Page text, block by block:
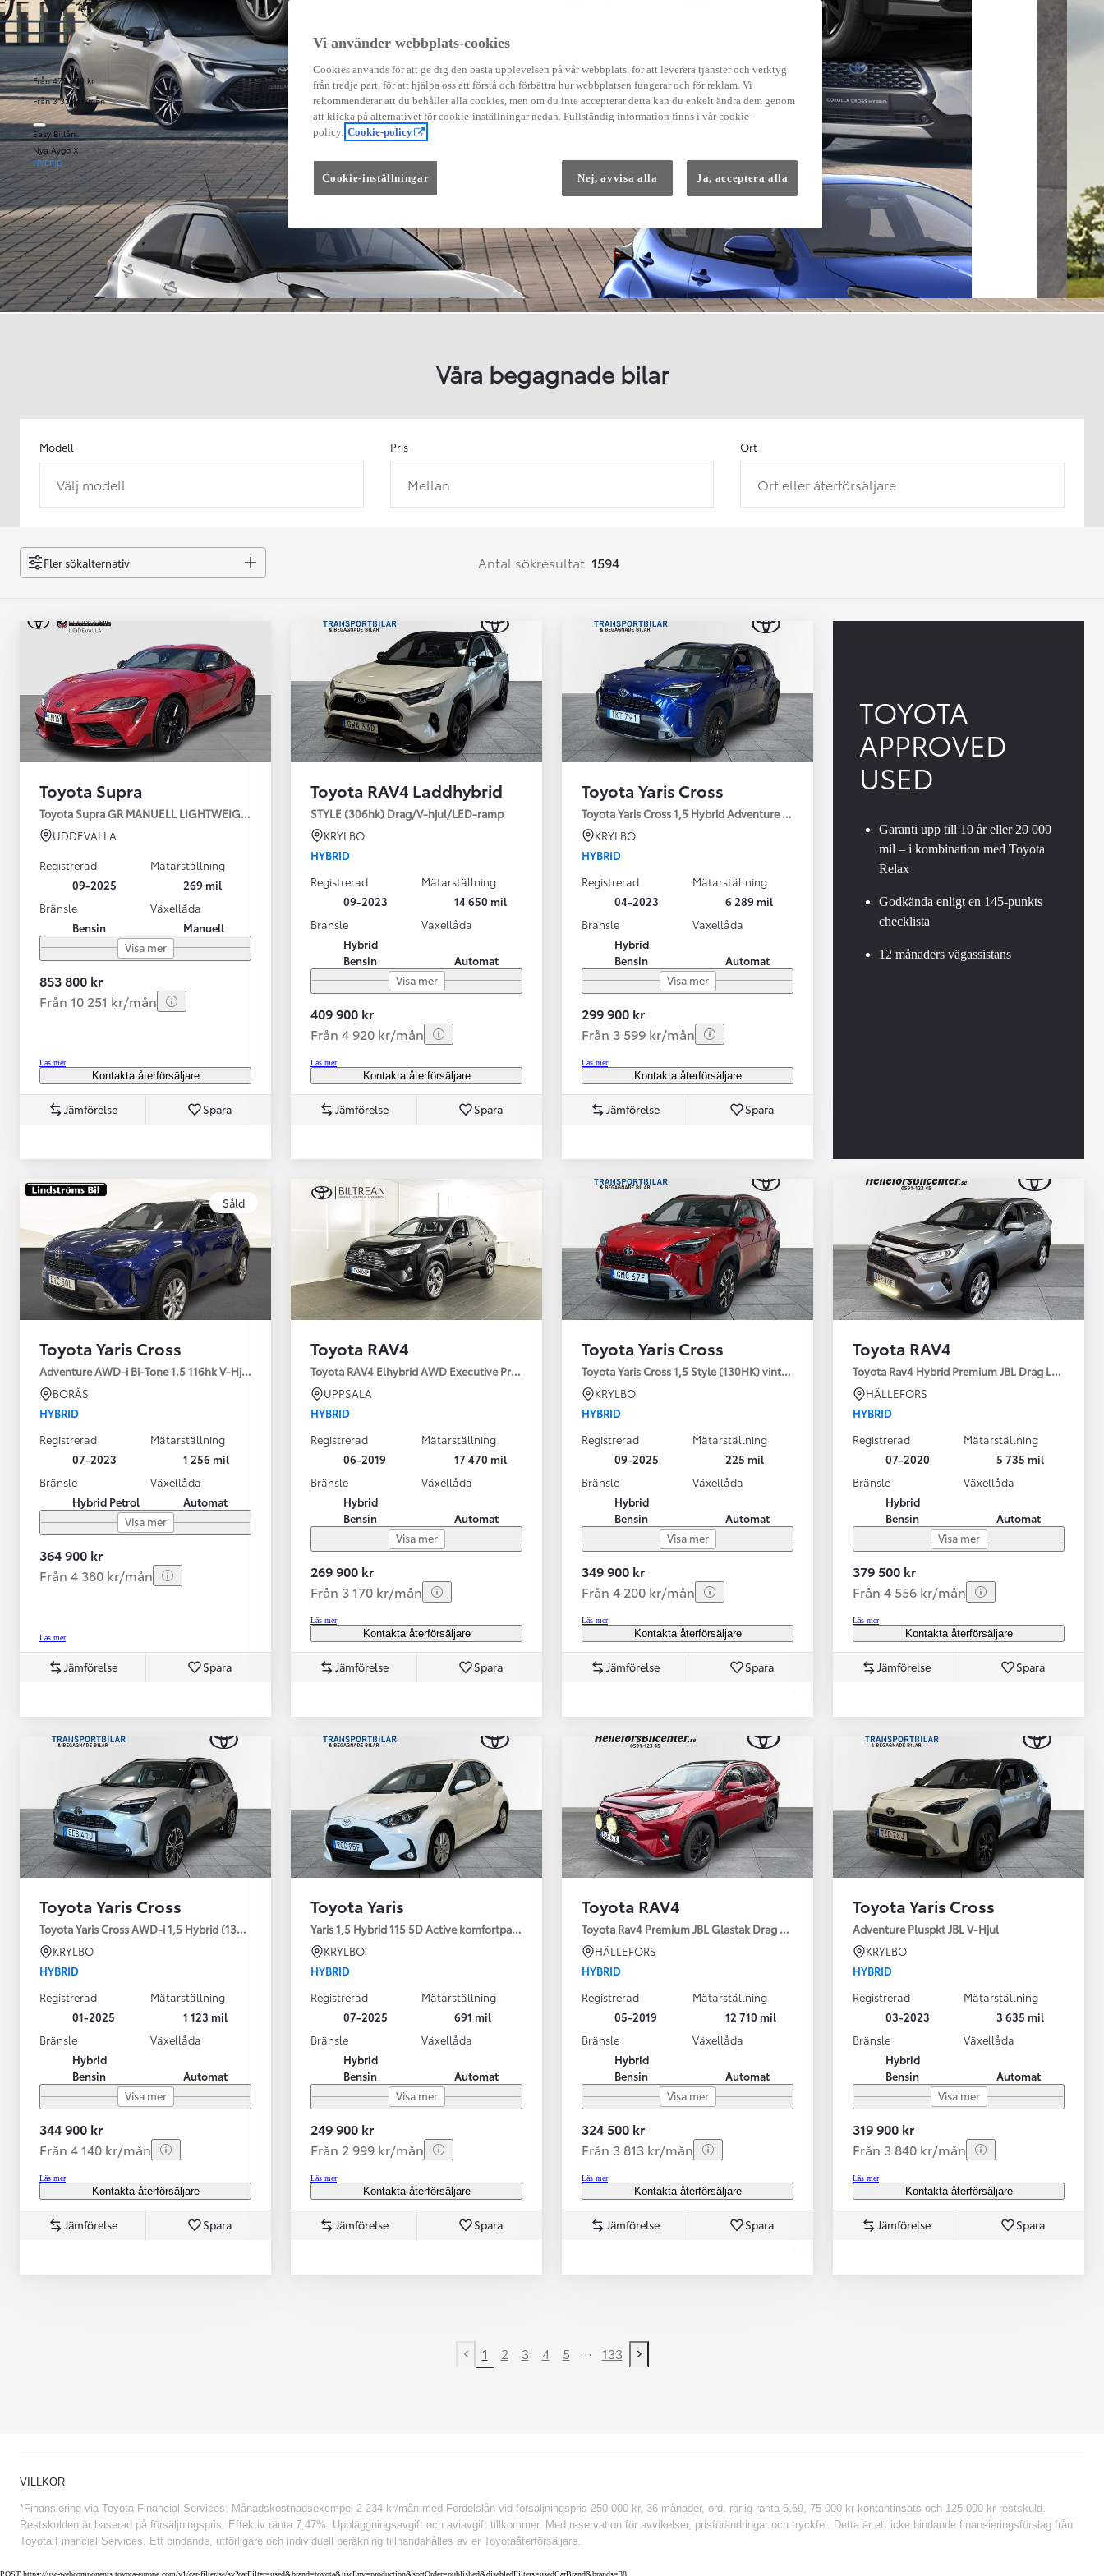
Från 479 900 kr
Från 3 333 kr/mån
Easy Billån
Från 569 900 kr
Från 3 958 kr/mån
Nya Aygo X
HYBRID
Från 238 900 kr
Easy Billån
HYBRID
GR Yaris
BENSIN
Från 599 900 kr
Corolla
HYBRID
Från 324 900 kr
Från 3 194 kr/mån
HYBRID
Från 360 900 kr
Från 3 548 kr/mån
Easy Billån
Toyota C-HR
HYBRID & LADDHYBRID
Från 350 900 kr
Från 3 450 kr/mån
Easy Billån
Toyota GR Supra
BENSIN
Nya GR GT
The soul lives on
Vi har Sveriges mest nöjda
Toyota
När varje jobb
Våra begagnade bilar
Modell
Välj modell
Pris
Mellan
Ort
Ort eller återförsäljare
Fler sökalternativ Antal sökresultat 1594
Toyota Supra
Toyota Supra GR MANUELL LIGHTWEIGHT EVO / OMG LEV! MOMSBIL!
UDDEVALLA
Registrerad
09-2025
Mätarställning
269 mil
Bränsle
Bensin
Växellåda
Manuell
Visa mer
853 800 kr
Från 10 251 kr/mån
Läs mer
Kontakta återförsäljare
Jämförelse Spara
Toyota RAV4 Laddhybrid
STYLE (306hk) Drag/V-hjul/LED-ramp
KRYLBO
HYBRID
Registrerad
09-2023
Mätarställning
14 650 mil
Bränsle
Hybrid
Bensin
Växellåda
Automat
Visa mer
409 900 kr
Från 4 920 kr/mån
Läs mer
Kontakta återförsäljare
Jämförelse Spara
Toyota Yaris Cross
Toyota Yaris Cross 1,5 Hybrid Adventure Drag V-Hjul
KRYLBO
HYBRID
Registrerad
04-2023
Mätarställning
6 289 mil
Bränsle
Hybrid
Bensin
Växellåda
Automat
Visa mer
299 900 kr
Från 3 599 kr/mån
Läs mer
Kontakta återförsäljare
Jämförelse Spara
TOYOTA
APPROVED
USED
Garanti upp till 10 år eller 20 000
mil – i kombination med Toyota
Relax
Godkända enligt en 145-punkts
checklista
12 månaders vägassistans
Såld
Toyota Yaris Cross
Adventure AWD-i Bi-Tone 1.5 116hk V-Hjul Drag JBL
BORÅS
HYBRID
Registrerad
07-2023
Mätarställning
1 256 mil
Bränsle
Hybrid Petrol
Växellåda
Automat
Visa mer
364 900 kr
Från 4 380 kr/mån
Läs mer
Jämförelse Spara
Toyota RAV4
Toyota RAV4 Elhybrid AWD Executive Premium Drag 360-kamera JBL
UPPSALA
HYBRID
Registrerad
06-2019
Mätarställning
17 470 mil
Bränsle
Hybrid
Bensin
Växellåda
Automat
Visa mer
269 900 kr
Från 3 170 kr/mån
Läs mer
Kontakta återförsäljare
Jämförelse Spara
Toyota Yaris Cross
Toyota Yaris Cross 1,5 Style (130HK) vinterhjul
KRYLBO
HYBRID
Registrerad
09-2025
Mätarställning
225 mil
Bränsle
Hybrid
Bensin
Växellåda
Automat
Visa mer
349 900 kr
Från 4 200 kr/mån
Läs mer
Kontakta återförsäljare
Jämförelse Spara
Toyota RAV4
Toyota Rav4 Hybrid Premium JBL Drag Led ramp
HÄLLEFORS
HYBRID
Registrerad
07-2020
Mätarställning
5 735 mil
Bränsle
Hybrid
Bensin
Växellåda
Automat
Visa mer
379 500 kr
Från 4 556 kr/mån
Läs mer
Kontakta återförsäljare
Jämförelse Spara
Toyota Yaris Cross
Toyota Yaris Cross AWD-i 1,5 Hybrid (130HK) Style V-hjul
KRYLBO
HYBRID
Registrerad
01-2025
Mätarställning
1 123 mil
Bränsle
Hybrid
Bensin
Växellåda
Automat
Visa mer
344 900 kr
Från 4 140 kr/mån
Läs mer
Kontakta återförsäljare
Jämförelse Spara
Toyota Yaris
Yaris 1,5 Hybrid 115 5D Active komfortpaket
KRYLBO
HYBRID
Registrerad
07-2025
Mätarställning
691 mil
Bränsle
Hybrid
Bensin
Växellåda
Automat
Visa mer
249 900 kr
Från 2 999 kr/mån
Läs mer
Kontakta återförsäljare
Jämförelse Spara
Toyota RAV4
Toyota Rav4 Premium JBL Glastak Drag Motorv Vhjul
HÄLLEFORS
HYBRID
Registrerad
05-2019
Mätarställning
12 710 mil
Bränsle
Hybrid
Bensin
Växellåda
Automat
Visa mer
324 500 kr
Från 3 813 kr/mån
Läs mer
Kontakta återförsäljare
Jämförelse Spara
Toyota Yaris Cross
Adventure Pluspkt JBL V-Hjul
KRYLBO
HYBRID
Registrerad
03-2023
Mätarställning
3 635 mil
Bränsle
Hybrid
Bensin
Växellåda
Automat
Visa mer
319 900 kr
Från 3 840 kr/mån
Läs mer
Kontakta återförsäljare
Jämförelse Spara
Previous page
1 2 3 4 5 ... 133
Next page
VILLKOR
*Finansiering via Toyota Financial Services: Månadskostnadsexempel 2 234 kr/mån med Fördelslån vid försäljningspris 250 000 kr, 36 månader, ord. rörlig ränta 6,69, 75 000 kr kontantinsats och 125 000 kr restskuld.
Restskulden är baserad på försäljningspris. Effektiv ränta 7,47%. Uppläggningsavgift och aviavgift tillkommer. Med reservation för avvikelser, prisförändringar och tryckfel. Detta är ett icke bindande finansieringsförslag från
Toyota Financial Services. Ett bindande, utförligare och individuell beräkning tillhandahålles av er Toyotaåterförsäljare.
POST https://usc-webcomponents.toyota-europe.com/v1/car-filter/se/sv?carFilter=used&brand=toyota&uscEnv=production&sortOrder=published&disabledFilters=usedCarBrand&brands=38
Vi använder webbplats-cookies
Cookies används för att ge dig den bästa upplevelsen på vår webbplats, för att leverera tjänster och verktyg
från tredje part, för att hjälpa oss att förstå och förbättra hur webbplatsen fungerar och för reklam. Vi
rekommenderar att du behåller alla cookies, men om du inte accepterar detta kan du enkelt ändra dem genom
att klicka på alternativet för cookie-inställningar nedan. Fullständig information finns i vår cookie-
policy. Cookie-policy
Cookie-inställningar Nej, avvisa alla Ja, acceptera alla